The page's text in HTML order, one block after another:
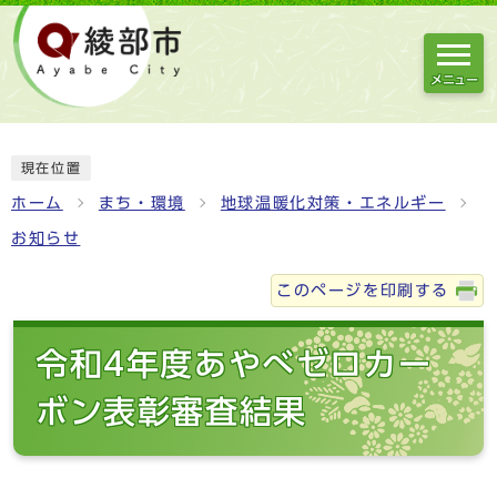
メニュー
現在位置
ホーム まち・環境 地球温暖化対策・エネルギー
お知らせ
このページを印刷する
令和4年度あやべゼロカー
ボン表彰審査結果